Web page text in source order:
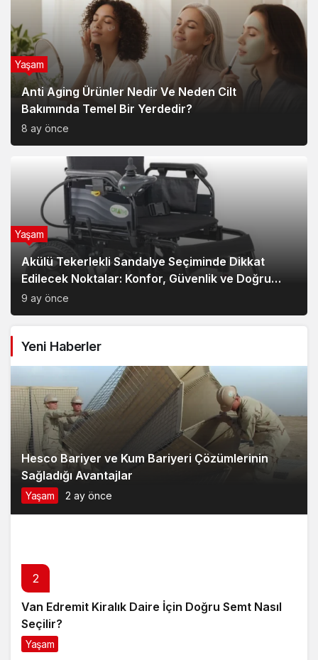
Anti Aging Ürünler Nedir Ve Neden Cilt
Bakımında Temel Bir Yerdedir?
8 ay önce
Yaşam
Akülü Tekerlekli Sandalye Seçiminde Dikkat
Edilecek Noktalar: Konfor, Güvenlik ve Doğru
Model Tercihi
9 ay önce
Yaşam
Yeni Haberler
Hesco Bariyer ve Kum Bariyeri Çözümlerinin
Sağladığı Avantajlar
Yaşam 2 ay önce
2
Van Edremit Kiralık Daire İçin Doğru Semt Nasıl
Seçilir?
Yaşam